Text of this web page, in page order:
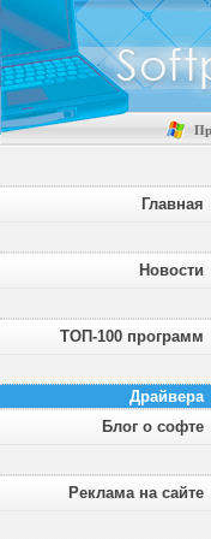
Главная
Новости
ТОП-100 программ
Драйвера
Блог о софте
Реклама на сайте